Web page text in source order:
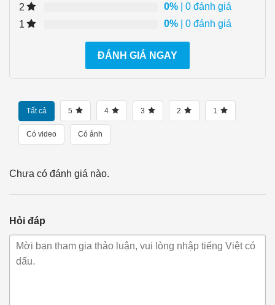
2
0% | 0 đánh giá
1
0% | 0 đánh giá
ĐÁNH GIÁ NGAY
Tất cả 5 4 3 2 1
Có video Có ảnh
Chưa có đánh giá nào.
Hỏi đáp